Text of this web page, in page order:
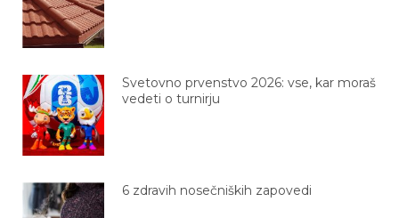
Svetovno prvenstvo 2026: vse, kar moraš
vedeti o turnirju
6 zdravih nosečniških zapovedi